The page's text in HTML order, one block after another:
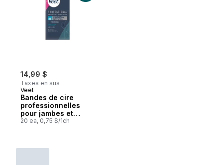
14,99 $
Taxes en sus
Veet
Bandes de cire
professionnelles
pour jambes et
corps, peau sensible
20 ea, 0,75 $/1ch